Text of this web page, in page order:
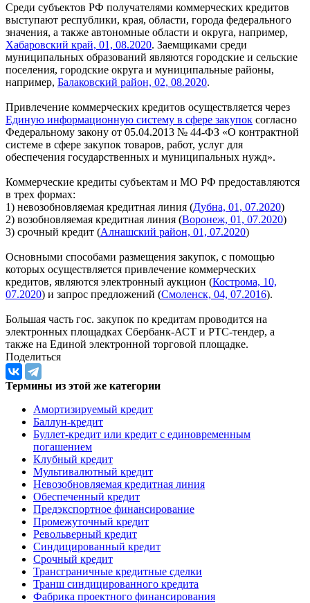
Среди субъектов РФ получателями коммерческих кредитов
выступают республики, края, области, города федерального
значения, а также автономные области и округа, например,
Хабаровский край, 01, 08.2020. Заемщиками среди
муниципальных образований являются городские и сельские
поселения, городские округа и муниципальные районы,
например, Балаковский район, 02, 08.2020.
Привлечение коммерческих кредитов осуществляется через
Единую информационную систему в сфере закупок согласно
Федеральному закону от 05.04.2013 № 44-ФЗ «О контрактной
системе в сфере закупок товаров, работ, услуг для
обеспечения государственных и муниципальных нужд».
Коммерческие кредиты субъектам и МО РФ предоставляются
в трех формах:
1) невозобновляемая кредитная линия (Дубна, 01, 07.2020)
2) возобновляемая кредитная линия (Воронеж, 01, 07.2020)
3) срочный кредит (Алнашский район, 01, 07.2020)
Основными способами размещения закупок, с помощью
которых осуществляется привлечение коммерческих
кредитов, являются электронный аукцион (Кострома, 10,
07.2020) и запрос предложений (Смоленск, 04, 07.2016).
Большая часть гос. закупок по кредитам проводится на
электронных площадках Сбербанк-АСТ и РТС-тендер, а
также на Единой электронной торговой площадке.
Поделиться
Термины из этой же категории
Амортизируемый кредит
Баллун-кредит
Буллет-кредит или кредит с единовременным
погашением
Клубный кредит
Мультивалютный кредит
Невозобновляемая кредитная линия
Обеспеченный кредит
Предэкспортное финансирование
Промежуточный кредит
Револьверный кредит
Синдицированный кредит
Срочный кредит
Трансграничные кредитные сделки
Транш синдицированного кредита
Фабрика проектного финансирования